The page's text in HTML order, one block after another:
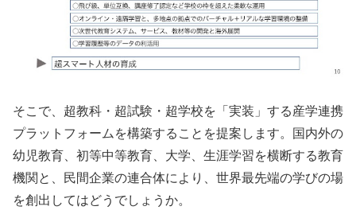
そこで、超教科・超試験・超学校を「実装」する産学連携
プラットフォームを構築することを提案します。国内外の
幼児教育、初等中等教育、大学、生涯学習を横断する教育
機関と、民間企業の連合体により、世界最先端の学びの場
を創出してはどうでしょうか。